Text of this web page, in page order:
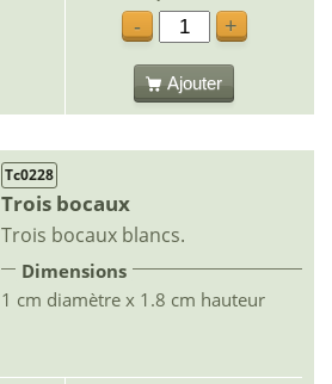
-
+
Ajouter
Tc0228
Trois bocaux
Trois bocaux blancs.
Dimensions
1 cm diamètre x 1.8 cm hauteur